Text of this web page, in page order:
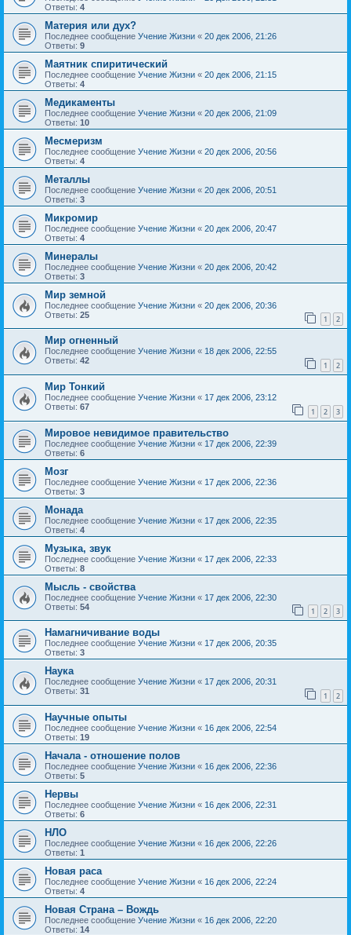
Ответы: 4
Материя или дух?
Последнее сообщение Учение Жизни « 20 дек 2006, 21:26
Ответы: 9
Маятник спиритический
Последнее сообщение Учение Жизни « 20 дек 2006, 21:15
Ответы: 4
Медикаменты
Последнее сообщение Учение Жизни « 20 дек 2006, 21:09
Ответы: 10
Месмеризм
Последнее сообщение Учение Жизни « 20 дек 2006, 20:56
Ответы: 4
Металлы
Последнее сообщение Учение Жизни « 20 дек 2006, 20:51
Ответы: 3
Микромир
Последнее сообщение Учение Жизни « 20 дек 2006, 20:47
Ответы: 4
Минералы
Последнее сообщение Учение Жизни « 20 дек 2006, 20:42
Ответы: 3
Мир земной
Последнее сообщение Учение Жизни « 20 дек 2006, 20:36
Ответы: 25 1 2
Мир огненный
Последнее сообщение Учение Жизни « 18 дек 2006, 22:55
Ответы: 42 1 2
Мир Тонкий
Последнее сообщение Учение Жизни « 17 дек 2006, 23:12
Ответы: 67 1 2 3
Мировое невидимое правительство
Последнее сообщение Учение Жизни « 17 дек 2006, 22:39
Ответы: 6
Мозг
Последнее сообщение Учение Жизни « 17 дек 2006, 22:36
Ответы: 3
Монада
Последнее сообщение Учение Жизни « 17 дек 2006, 22:35
Ответы: 4
Музыка, звук
Последнее сообщение Учение Жизни « 17 дек 2006, 22:33
Ответы: 8
Мысль - свойства
Последнее сообщение Учение Жизни « 17 дек 2006, 22:30
Ответы: 54 1 2 3
Намагничивание воды
Последнее сообщение Учение Жизни « 17 дек 2006, 20:35
Ответы: 3
Наука
Последнее сообщение Учение Жизни « 17 дек 2006, 20:31
Ответы: 31 1 2
Научные опыты
Последнее сообщение Учение Жизни « 16 дек 2006, 22:54
Ответы: 19
Начала - отношение полов
Последнее сообщение Учение Жизни « 16 дек 2006, 22:36
Ответы: 5
Нервы
Последнее сообщение Учение Жизни « 16 дек 2006, 22:31
Ответы: 6
НЛО
Последнее сообщение Учение Жизни « 16 дек 2006, 22:26
Ответы: 1
Новая раса
Последнее сообщение Учение Жизни « 16 дек 2006, 22:24
Ответы: 4
Новая Страна – Вождь
Последнее сообщение Учение Жизни « 16 дек 2006, 22:20
Ответы: 14